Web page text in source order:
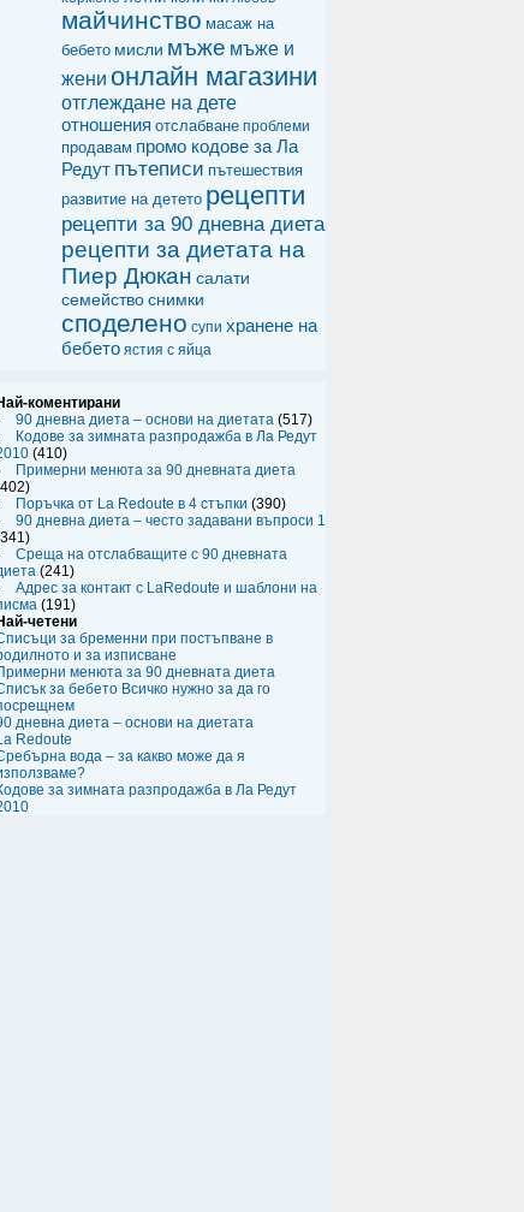
майчинство масаж на
бебето мисли мъже мъже и
жени онлайн магазини
отглеждане на дете
отношения отслабване проблеми
продавам промо кодове за Ла
Редут пътеписи пътешествия
развитие на детето рецепти
рецепти за 90 дневна диета
рецепти за диетата на
Пиер Дюкан салати
семействоснимки
споделено супи хранене на
бебето ястия с яйца
коментирани
90 дневна диета – основи на диетата (517)
Кодове за зимната разпродажба в Ла Редут
(410)
Примерни менюта за 90 дневната диета
Поръчка от La Redoute в 4 стъпки (390)
90 дневна диета – често задавани въпроси 1
Среща на отслабващите с 90 дневната
(241)
Адрес за контакт с LaRedoute и шаблони на
(191)
четени
за бременни при постъпване в
и за изписване
менюта за 90 дневната диета
за бебето Всичко нужно за да го
дневна диета – основи на диетата
Redoute
вода – за какво може да я
за зимната разпродажба в Ла Редут